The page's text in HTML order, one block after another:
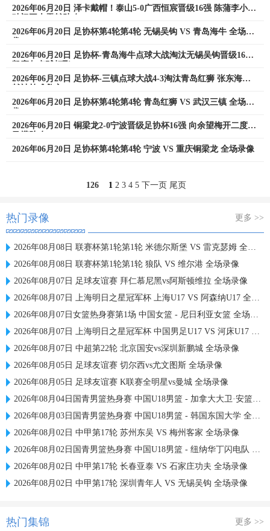
2026年06月20日 泽卡戴帽！泰山5-0广西恒宸晋级16强 陈蒲李小恒
2026年06月20日 足协杯第4轮第4轮 无锡吴钩 VS 青岛海牛 全场录
2026年06月20日 足协杯-青岛海牛点球大战淘汰无锡吴钩晋级16强
2026年06月20日 足协杯-三镇点球大战4-3淘汰青岛红狮 张东海屡
2026年06月20日 足协杯第4轮第4轮 青岛红狮 VS 武汉三镇 全场录
2026年06月20日 铜梁龙2-0宁波晋级足协杯16强 向余望梅开二度迪
2026年06月20日 足协杯第4轮第4轮 宁波 VS 重庆铜梁龙 全场录像
126 1 2 3 4 5 下一页 尾页
热门录像 更多 >>
2026年08月08日 联赛杯第1轮第1轮 米德尔斯堡 VS 雷克瑟姆 全场录像
2026年08月08日 联赛杯第1轮第1轮 狼队 VS 维尔港 全场录像
2026年08月07日 足球友谊赛 拜仁慕尼黑vs阿斯顿维拉 全场录像
2026年08月07日 上海明日之星冠军杯 上海U17 VS 阿森纳U17 全场录像
2026年08月07日女篮热身赛第1场 中国女篮 - 尼日利亚女篮 全场录像
2026年08月07日 上海明日之星冠军杯 中国男足U17 VS 河床U17 全场录像
2026年08月07日 中超第22轮 北京国安vs深圳新鹏城 全场录像
2026年08月05日 足球友谊赛 切尔西vs尤文图斯 全场录像
2026年08月05日 足球友谊赛 K联赛全明星vs曼城 全场录像
2026年08月04日国青男篮热身赛 中国U18男篮 - 加拿大大卫·安篮球学院 全场录像
2026年08月03日国青男篮热身赛 中国U18男篮 - 韩国东国大学 全场录像
2026年08月02日 中甲第17轮 苏州东吴 VS 梅州客家 全场录像
2026年08月02日国青男篮热身赛 中国U18男篮 - 纽纳华丁闪电队 全场录像
2026年08月02日 中甲第17轮 长春亚泰 VS 石家庄功夫 全场录像
2026年08月02日 中甲第17轮 深圳青年人 VS 无锡吴钩 全场录像
热门集锦 更多 >>